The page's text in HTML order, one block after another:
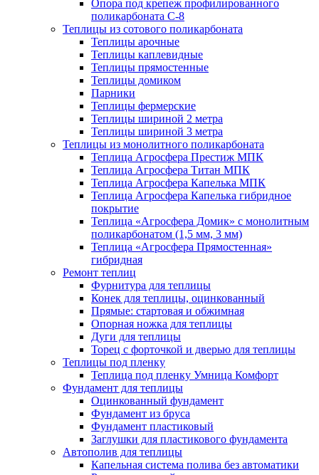
Опора под крепеж профилированного
поликарбоната С-8
Теплицы из сотового поликарбоната
Теплицы арочные
Теплицы каплевидные
Теплицы прямостенные
Теплицы домиком
Парники
Теплицы фермерские
Теплицы шириной 2 метра
Теплицы шириной 3 метра
Теплицы из монолитного поликарбоната
Теплица Агросфера Престиж МПК
Теплица Агросфера Титан МПК
Теплица Агросфера Капелька МПК
Теплица Агросфера Капелька гибридное
покрытие
Теплица «Агросфера Домик» с монолитным
поликарбонатом (1,5 мм, 3 мм)
Теплица «Агросфера Прямостенная»
гибридная
Ремонт теплиц
Фурнитура для теплицы
Конек для теплицы, оцинкованный
Прямые: стартовая и обжимная
Опорная ножка для теплицы
Дуги для теплицы
Торец с форточкой и дверью для теплицы
Теплицы под пленку
Теплица под пленку Умница Комфорт
Фундамент для теплицы
Оцинкованный фундамент
Фундамент из бруса
Фундамент пластиковый
Заглушки для пластикового фундамента
Автополив для теплицы
Капельная система полива без автоматики